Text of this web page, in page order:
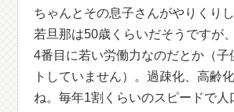
ちゃんとその息子さんがやりくり
若旦那は50歳くらいだそうですが
4番目に若い労働力なのだとか（子
トしていません）。過疎化、高齢
ね。毎年1割くらいのスピードで人